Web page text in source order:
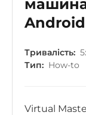
машина
Android
Тривалість:
Тип: How-to
Virtual